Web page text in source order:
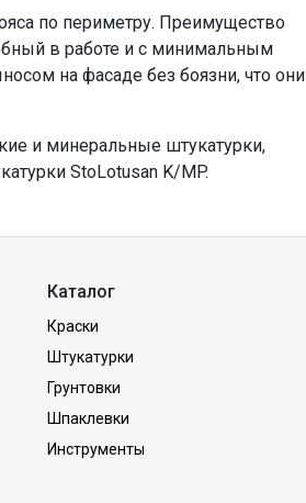
по периметру. Преимущество
в работе и с минимальным
на фасаде без боязни, что они
и минеральные штукатурки,
StoLotusan K/MP.
Каталог
Краски
Штукатурки
Грунтовки
Шпаклевки
Инструменты